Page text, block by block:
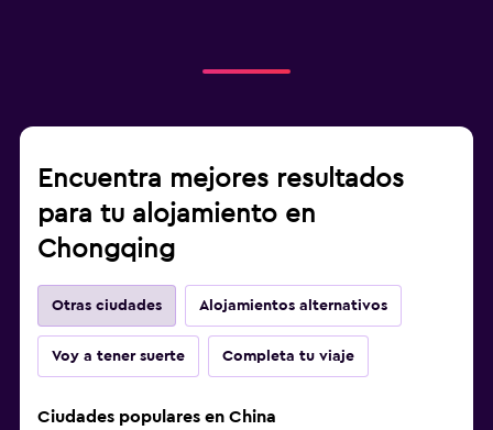
Encuentra mejores resultados
para tu alojamiento en
Chongqing
Otras ciudades Alojamientos alternativos
Voy a tener suerte Completa tu viaje
Ciudades populares en China